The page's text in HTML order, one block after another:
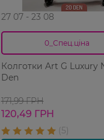
27 07 - 23 08
0_Спец.ціна
Колготки Art G Luxury
Den
171,99 ГРН
120,49 ГРН